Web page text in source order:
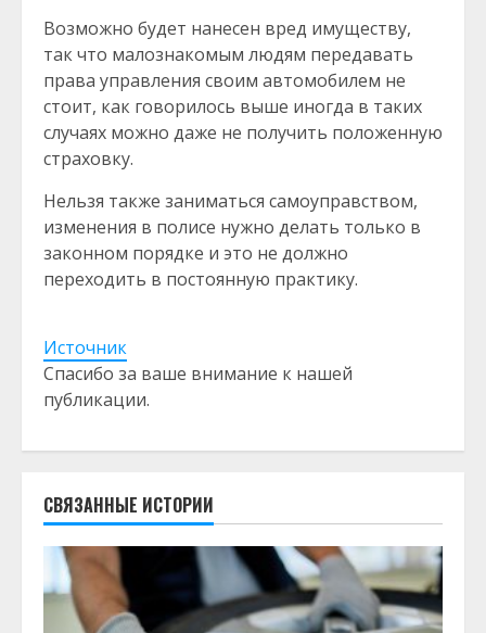
Возможно будет нанесен вред имуществу,
так что малознакомым людям передавать
права управления своим автомобилем не
стоит, как говорилось выше иногда в таких
случаях можно даже не получить положенную
страховку.
Нельзя также заниматься самоуправством,
изменения в полисе нужно делать только в
законном порядке и это не должно
переходить в постоянную практику.
Источник
Спасибо за ваше внимание к нашей
публикации.
СВЯЗАННЫЕ ИСТОРИИ